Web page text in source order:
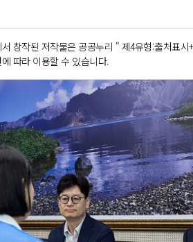
창작된 저작물은 공공누리 " 제4유형:출처표시
따라 이용할 수 있습니다.